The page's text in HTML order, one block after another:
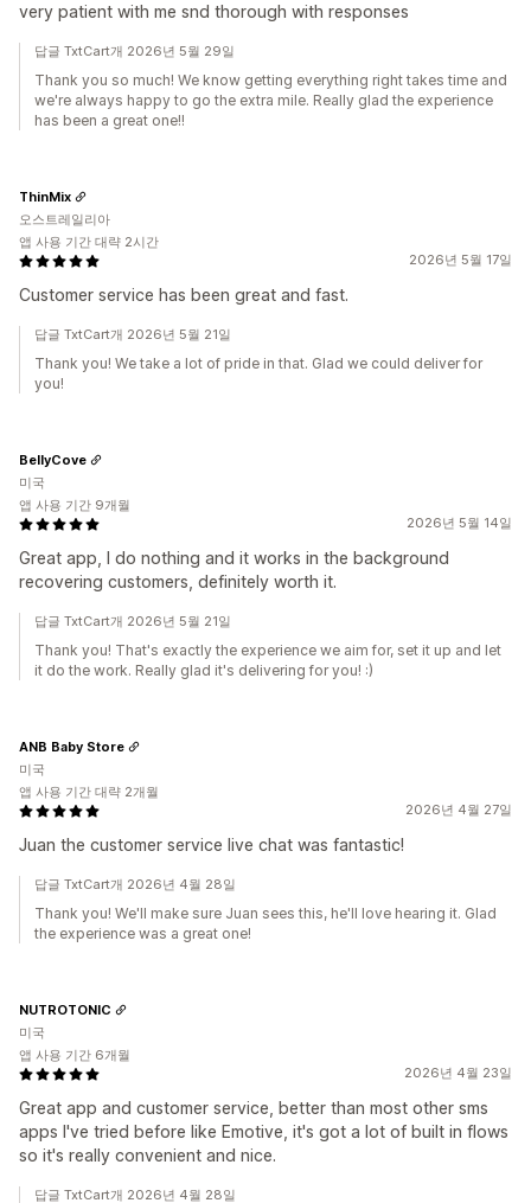
very patient with me snd thorough with responses
답글 TxtCart개 2026년 5월 29일
Thank you so much! We know getting everything right takes time and
we're always happy to go the extra mile. Really glad the experience
has been a great one!!
2026년 5월 17일
Customer service has been great and fast.
ThinMix
오스트레일리아
앱 사용 기간 대략 2시간
답글 TxtCart개 2026년 5월 21일
Thank you! We take a lot of pride in that. Glad we could deliver for
you!
2026년 5월 14일
Great app, I do nothing and it works in the background
recovering customers, definitely worth it.
BellyCove
미국
앱 사용 기간 9개월
답글 TxtCart개 2026년 5월 21일
Thank you! That's exactly the experience we aim for, set it up and let
it do the work. Really glad it's delivering for you! :)
2026년 4월 27일
Juan the customer service live chat was fantastic!
ANB Baby Store
미국
앱 사용 기간 대략 2개월
답글 TxtCart개 2026년 4월 28일
Thank you! We'll make sure Juan sees this, he'll love hearing it. Glad
the experience was a great one!
2026년 4월 23일
Great app and customer service, better than most other sms
apps I've tried before like Emotive, it's got a lot of built in flows
so it's really convenient and nice.
NUTROTONIC
미국
앱 사용 기간 6개월
답글 TxtCart개 2026년 4월 28일